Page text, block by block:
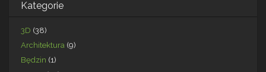
Kategorie
3D (38)
Architektura (9)
Będzin (1)